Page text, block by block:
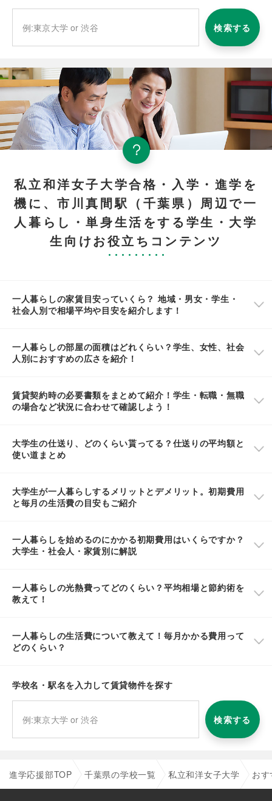
検索する
私立和洋女子大学合格・入学・進学を
機に、市川真間駅（千葉県）周辺で一
人暮らし・単身生活をする学生・大学
生向けお役立ちコンテンツ
一人暮らしの家賃目安っていくら？ 地域・男女・学生・
社会人別で相場平均や目安を紹介します！
一人暮らしの部屋の面積はどれくらい？学生、女性、社会
人別におすすめの広さを紹介！
賃貸契約時の必要書類をまとめて紹介！学生・転職・無職
の場合など状況に合わせて確認しよう！
大学生の仕送り、どのくらい貰ってる？仕送りの平均額と
使い道まとめ
大学生が一人暮らしするメリットとデメリット。初期費用
と毎月の生活費の目安もご紹介
一人暮らしを始めるのにかかる初期費用はいくらですか？
大学生・社会人・家賃別に解説
一人暮らしの光熱費ってどのくらい？平均相場と節約術を
教えて！
一人暮らしの生活費について教えて！毎月かかる費用って
どのくらい？
学校名・駅名を入力して賃貸物件を探す
検索する
進学応援部TOP 千葉県の学校一覧 私立和洋女子大学 お